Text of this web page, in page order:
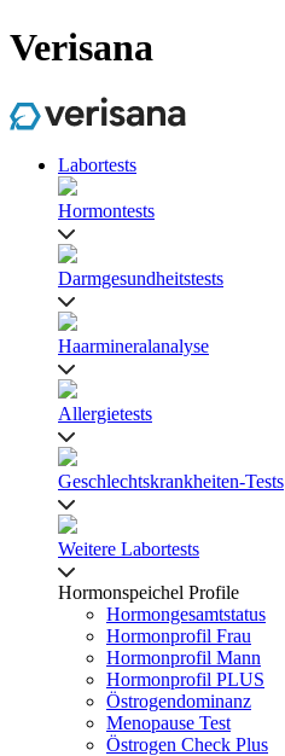
Verisana
Labortests
Hormontests
Darmgesundheitstests
Haarmineralanalyse
Allergietests
Geschlechtskrankheiten-Tests
Weitere Labortests
Hormonspeichel Profile
Hormongesamtstatus
Hormonprofil Frau
Hormonprofil Mann
Hormonprofil PLUS
Östrogendominanz
Menopause Test
Östrogen Check Plus